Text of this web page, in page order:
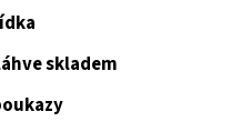
skladem